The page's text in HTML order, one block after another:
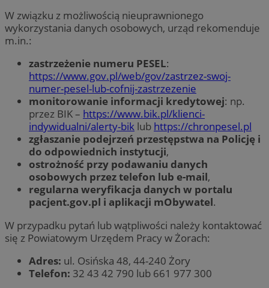
W związku z możliwością nieuprawnionego
wykorzystania danych osobowych, urząd rekomenduje
m.in.:
zastrzeżenie numeru PESEL:
https://www.gov.pl/web/gov/zastrzez-swoj-
numer-pesel-lub-cofnij-zastrzezenie
monitorowanie informacji kredytowej: np.
przez BIK – https://www.bik.pl/klienci-
indywidualni/alerty-bik lub https://chronpesel.pl
zgłaszanie podejrzeń przestępstwa na Policję i
do odpowiednich instytucji,
ostrożność przy podawaniu danych
osobowych przez telefon lub e-mail,
regularna weryfikacja danych w portalu
pacjent.gov.pl i aplikacji mObywatel.
W przypadku pytań lub wątpliwości należy kontaktować
się z Powiatowym Urzędem Pracy w Żorach:
Adres: ul. Osińska 48, 44-240 Żory
Telefon: 32 43 42 790 lub 661 977 300